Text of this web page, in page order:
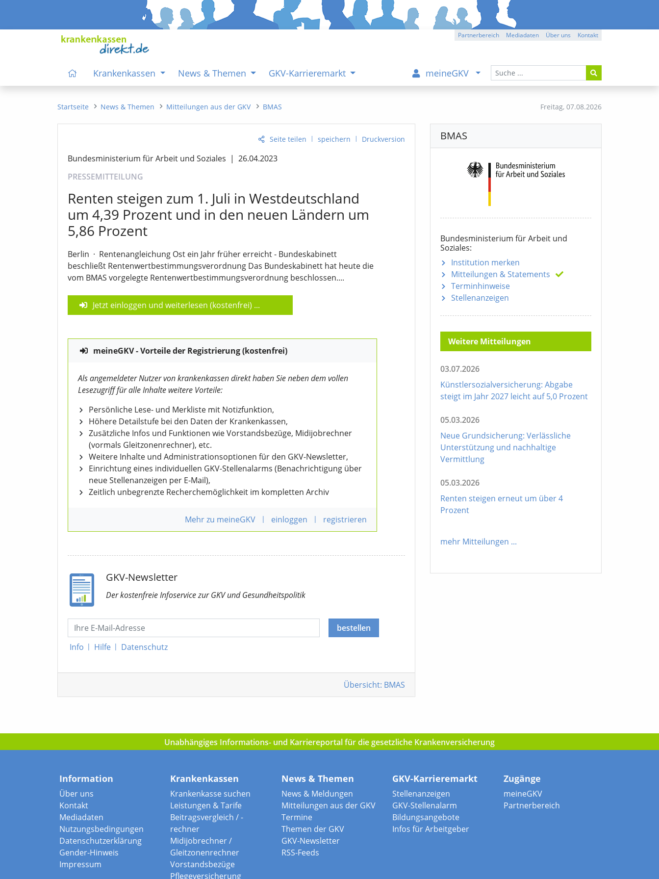
Partnerbereich Mediadaten Über uns Kontakt
Krankenkassen News & Themen GKV-Karrieremarkt meineGKV
Freitag, 07.08.2026
Startseite News & Themen Mitteilungen aus der GKV BMAS
Seite teilen | speichern | Druckversion
Bundesministerium für Arbeit und Soziales | 26.04.2023
PRESSEMITTEILUNG
Renten steigen zum 1. Juli in Westdeutschland
um 4,39 Prozent und in den neuen Ländern um
5,86 Prozent
Berlin · Rentenangleichung Ost ein Jahr früher erreicht - Bundeskabinett
beschließt Rentenwertbestimmungsverordnung Das Bundeskabinett hat heute die
vom BMAS vorgelegte Rentenwertbestimmungsverordnung beschlossen....
Jetzt einloggen und weiterlesen (kostenfrei) ...
meineGKV - Vorteile der Registrierung (kostenfrei)
Als angemeldeter Nutzer von krankenkassen direkt haben Sie neben dem vollen
Lesezugriff für alle Inhalte weitere Vorteile:
Persönliche Lese- und Merkliste mit Notizfunktion,
Höhere Detailstufe bei den Daten der Krankenkassen,
Zusätzliche Infos und Funktionen wie Vorstandsbezüge, Midijobrechner
(vormals Gleitzonenrechner), etc.
Weitere Inhalte und Administrationsoptionen für den GKV-Newsletter,
Einrichtung eines individuellen GKV-Stellenalarms (Benachrichtigung über
neue Stellenanzeigen per E-Mail),
Zeitlich unbegrenzte Recherchemöglichkeit im kompletten Archiv
Mehr zu meineGKV | einloggen | registrieren
GKV-Newsletter
Der kostenfreie Infoservicezur GKVund Gesundheitspolitik
Info | Hilfe | Datenschutz
bestellen
Übersicht: BMAS
BMAS
Bundesministerium für Arbeit und
Soziales:
Institution merken
Mitteilungen & Statements
Terminhinweise
Stellenanzeigen
Weitere Mitteilungen
03.07.2026
Künstlersozialversicherung: Abgabe
steigt im Jahr 2027 leicht auf 5,0 Prozent
05.03.2026
Neue Grundsicherung: Verlässliche
Unterstützung und nachhaltige
Vermittlung
05.03.2026
Renten steigen erneut um über 4
Prozent
mehr Mitteilungen ...
Unabhängiges Informations- und Karriereportal für die gesetzliche Krankenversicherung
Information
Über uns
Kontakt
Mediadaten
Nutzungsbedingungen
Datenschutzerklärung
Gender-Hinweis
Impressum
Krankenkassen
Krankenkasse suchen
Leistungen & Tarife
Beitragsvergleich / -
rechner
Midijobrechner /
Gleitzonenrechner
Vorstandsbezüge
Pflegeversicherung
News & Themen
News & Meldungen
Mitteilungen aus der GKV
Termine
Themen der GKV
GKV-Newsletter
RSS-Feeds
GKV-Karrieremarkt
Stellenanzeigen
GKV-Stellenalarm
Bildungsangebote
Infos für Arbeitgeber
Zugänge
meineGKV
Partnerbereich